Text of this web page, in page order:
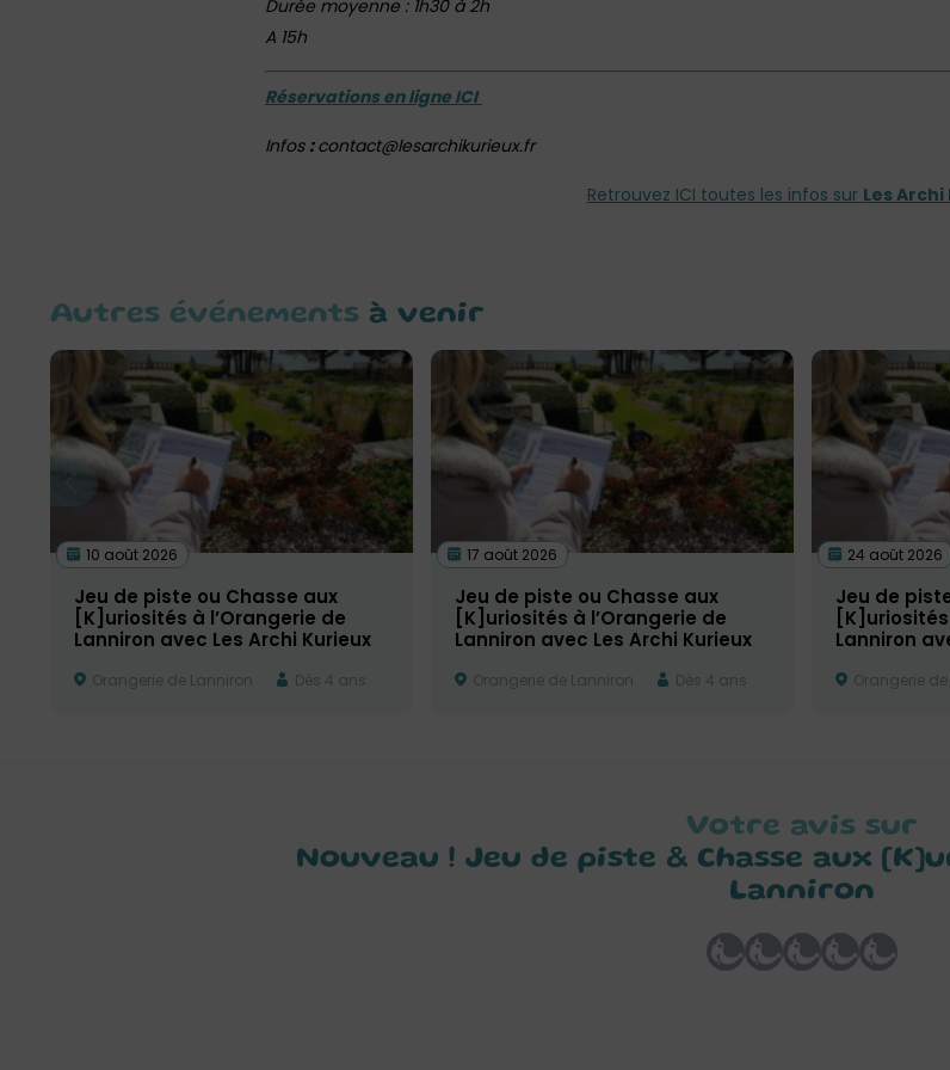
Durée moyenne : 1h30 à 2h
A 15h
Réservations en ligne ICI
Infos :contact@lesarchikurieux.fr
Retrouvez ICI toutes les infos sur Les
Autres événements à venir
10 août 2026
Jeu de piste ou Chasse aux
[K]uriosités à l’Orangerie de
Lanniron avec Les Archi Kurieux
Orangerie de Lanniron Dès 4 ans
17 août 2026
Jeu de piste ou Chasse aux
[K]uriosités à l’Orangerie de
Lanniron avec Les Archi Kurieux
Orangerie de Lanniron Dès 4 ans
24 août 2026
Jeu de
Lanniron
Orangerie
Votre avis sur
Nouveau ! Jeu de piste & Chasse aux
Lanniron